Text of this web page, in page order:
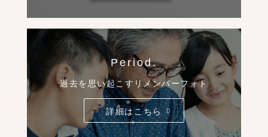
Period.
過去を思い起こすリメンバーフォト
詳細はこちら